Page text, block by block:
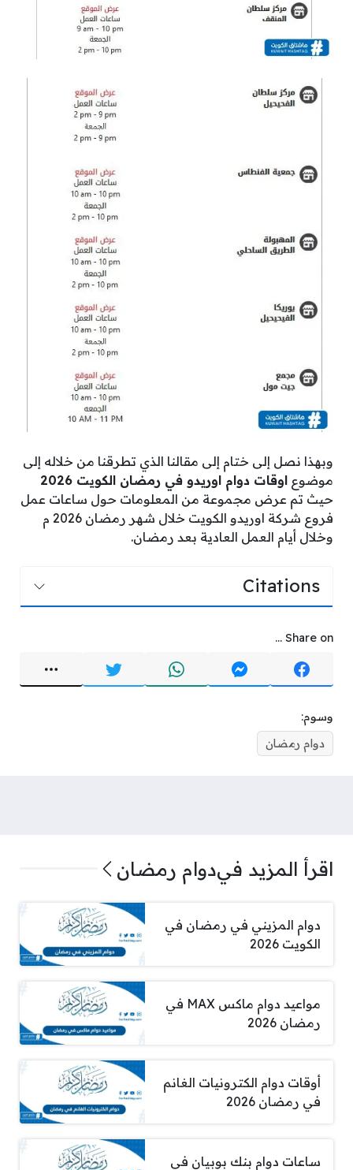
وبهذا نصل إلى ختام إلى مقالنا الذي تطرقنا من خلاله إلى
موضوع اوقات دوام اوريدو في رمضان الكويت 2026
حيث تم عرض مجموعة من المعلومات حول ساعات عمل
فروع شركة اوريدو الكويت خلال شهر رمضان 2026 م
وخلال أيام العمل العادية بعد رمضان.
Citations
Share on ...
وسوم:
دوام رمضان
اقرأ المزيد فيدوام رمضان
دوام المزيني في رمضان في
الكويت 2026
مواعيد دوام ماكس MAX في
رمضان 2026
أوقات دوام الكترونيات الغانم
في رمضان 2026
ساعات دوام بنك بوبيان في